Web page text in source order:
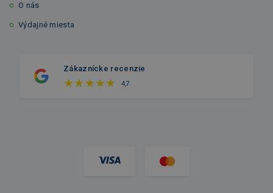
O nás
Výdajné miesta
Zákaznícke recenzie
4,7